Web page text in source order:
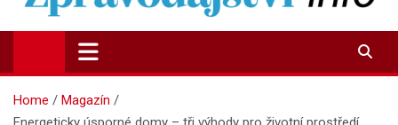
Zpravodajství-info.cz
Aktuality a informace on-line
Home
Magazín